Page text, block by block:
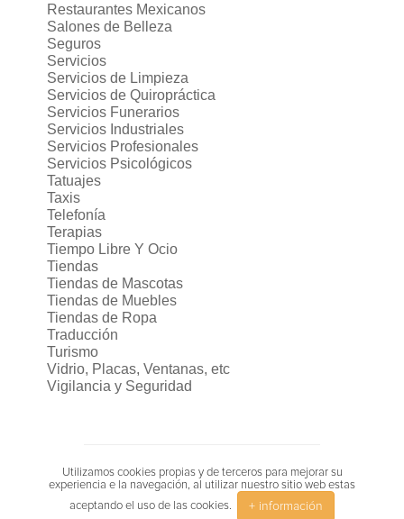
Restaurantes Mexicanos
Salones de Belleza
Seguros
Servicios
Servicios de Limpieza
Servicios de Quiropráctica
Servicios Funerarios
Servicios Industriales
Servicios Profesionales
Servicios Psicológicos
Tatuajes
Taxis
Telefonía
Terapias
Tiempo Libre Y Ocio
Tiendas
Tiendas de Mascotas
Tiendas de Muebles
Tiendas de Ropa
Traducción
Turismo
Vidrio, Placas, Ventanas, etc
Vigilancia y Seguridad
Utilizamos cookies propias y de terceros para mejorar su
experiencia e la navegación, al utilizar nuestro sitio web estas
aceptando el uso de las cookies.
+ información